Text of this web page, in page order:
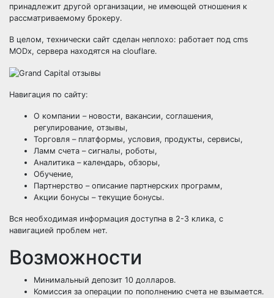
принадлежит другой организации, не имеющей отношения к
рассматриваемому брокеру.
В целом, технически сайт сделан неплохо: работает под cms
MODx, сервера находятся на clouflare.
Навигация по сайту:
О компании – новости, вакансии, соглашения,
регулирование, отзывы,
Торговля – платформы, условия, продукты, сервисы,
Ламм счета – сигналы, роботы,
Аналитика – календарь, обзоры,
Обучение,
Партнерство – описание партнерских программ,
Акции бонусы – текущие бонусы.
Вся необходимая информация доступна в 2-3 клика, с
навигацией проблем нет.
Возможности
Минимальный депозит 10 долларов.
Комиссия за операции по пополнению счета не взымается.